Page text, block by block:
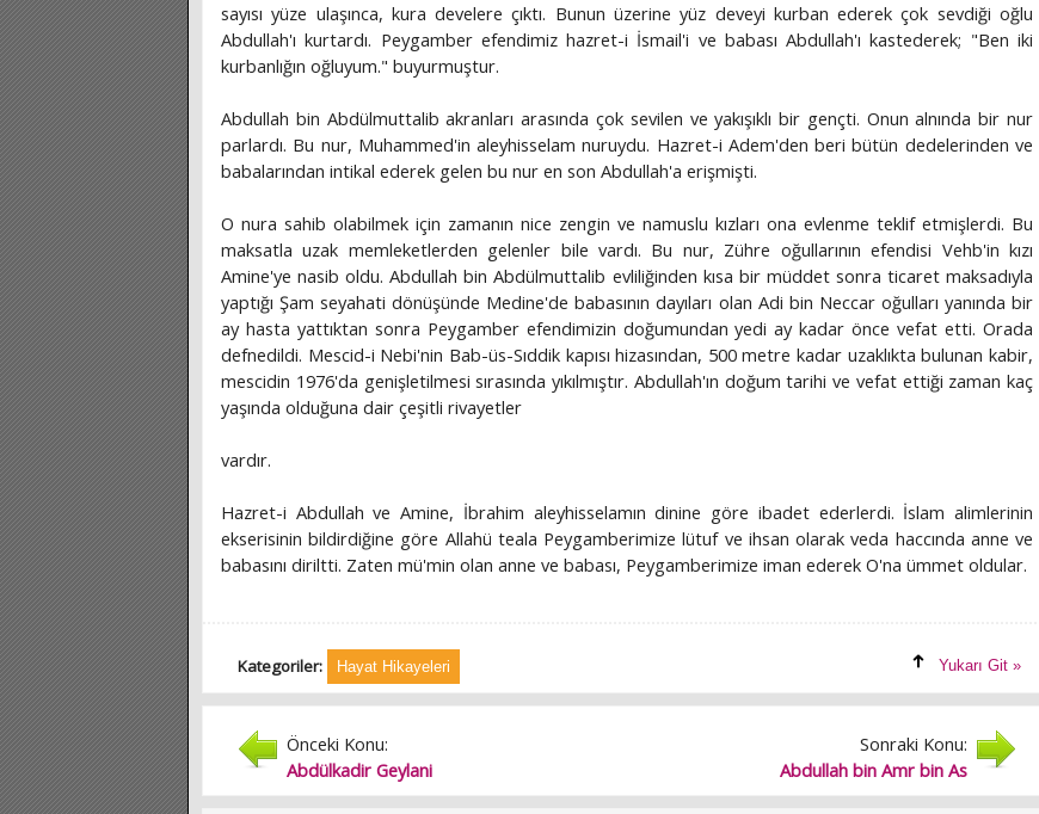
sayısı yüze ulaşınca, kura develere çıktı. Bunun üzerine yüz deveyi kurban ederek çok sevdiği oğlu
Abdullah'ı kurtardı. Peygamber efendimiz hazret-i İsmail'i ve babası Abdullah'ı kastederek; "Ben iki
kurbanlığın oğluyum." buyurmuştur.
Abdullah bin Abdülmuttalib akranları arasında çok sevilen ve yakışıklı bir gençti. Onun alnında bir nur
parlardı. Bu nur, Muhammed'in aleyhisselam nuruydu. Hazret-i Adem'den beri bütün dedelerinden ve
babalarından intikal ederek gelen bu nur en son Abdullah'a erişmişti.
O nura sahib olabilmek için zamanın nice zengin ve namuslu kızları ona evlenme teklif etmişlerdi. Bu
maksatla uzak memleketlerden gelenler bile vardı. Bu nur, Zühre oğullarının efendisi Vehb'in kızı
Amine'ye nasib oldu. Abdullah bin Abdülmuttalib evliliğinden kısa bir müddet sonra ticaret maksadıyla
yaptığı Şam seyahati dönüşünde Medine'de babasının dayıları olan Adi bin Neccar oğulları yanında bir
ay hasta yattıktan sonra Peygamber efendimizin doğumundan yedi ay kadar önce vefat etti. Orada
defnedildi. Mescid-i Nebi'nin Bab-üs-Sıddik kapısı hizasından, 500 metre kadar uzaklıkta bulunan kabir,
mescidin 1976'da genişletilmesi sırasında yıkılmıştır. Abdullah'ın doğum tarihi ve vefat ettiği zaman kaç
yaşında olduğuna dair çeşitli rivayetler
vardır.
Hazret-i Abdullah ve Amine, İbrahim aleyhisselamın dinine göre ibadet ederlerdi. İslam alimlerinin
ekserisinin bildirdiğine göre Allahü teala Peygamberimize lütuf ve ihsan olarak veda haccında anne ve
babasını diriltti. Zaten mü'min olan anne ve babası, Peygamberimize iman ederek O'na ümmet oldular.
Kategoriler: Hayat Hikayeleri Yukarı Git »
Önceki Konu:
Abdülkadir Geylani
Sonraki Konu:
Abdullah bin Amr bin As